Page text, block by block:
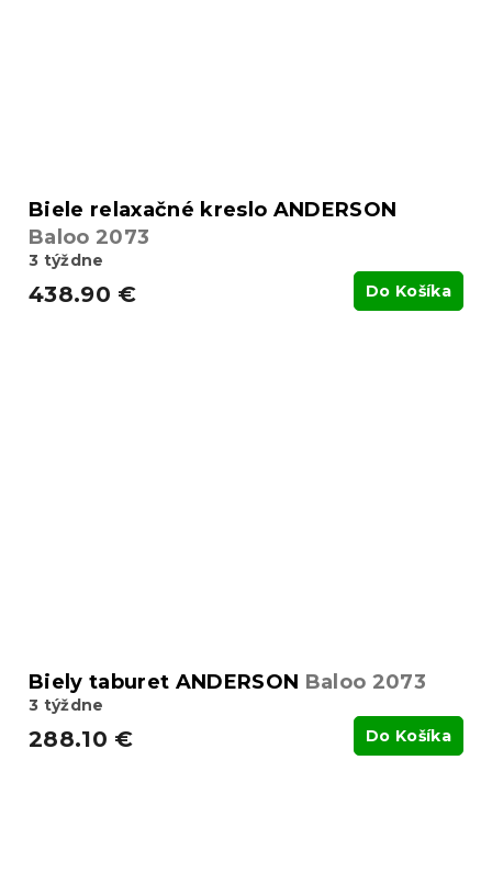
Biele relaxačné kreslo ANDERSON
Baloo 2073
3 týždne
438.90 € Do Košíka
Biely taburet ANDERSON Baloo 2073
3 týždne
288.10 € Do Košíka